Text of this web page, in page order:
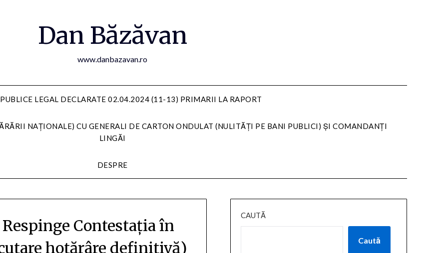
Dan Băzăvan
www.danbazavan.ro
LEGAL DECLARATE 02.04.2024 (11-13) PRIMARII LA RAPORT
NAȚIONALE) CU GENERALI DE CARTON ONDULAT (NULITĂȚI PE BANI PUBLICI) ȘI COMANDANȚI
LINGĂI
DESPRE
Contestația în
hotărâre definitivă)
CAUTĂ
Caută